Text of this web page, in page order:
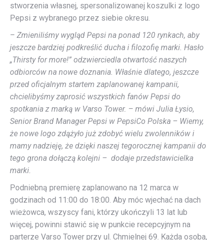
stworzenia własnej, spersonalizowanej koszulki z logo
Pepsi z wybranego przez siebie okresu.
– Zmieniliśmy wygląd Pepsi na ponad 120 rynkach, aby
jeszcze bardziej podkreślić ducha i filozofię marki. Hasło
„Thirsty for more!” odzwierciedla otwartość naszych
odbiorców na nowe doznania. Właśnie dlatego, jeszcze
przed oficjalnym startem zaplanowanej kampanii,
chcielibyśmy zaprosić wszystkich fanów Pepsi do
spotkania z marką w Varso Tower. – mówi Julia Łysio,
Senior Brand Manager Pepsi w PepsiCo Polska – Wiemy,
że nowe logo zdążyło już zdobyć wielu zwolenników i
mamy nadzieję, że dzięki naszej tegorocznej kampanii do
tego grona dołączą kolejni – dodaje przedstawicielka
marki.
Podniebną premierę zaplanowano na 12 marca w
godzinach od 11:00 do 18:00. Aby móc wjechać na dach
wieżowca, wszyscy fani, którzy ukończyli 13 lat lub
więcej, powinni stawić się w punkcie recepcyjnym na
parterze Varso Tower przy ul. Chmielnej 69. Każda osoba,